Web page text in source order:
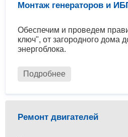
Монтаж генераторов и
Обеспечим и проведем
ключ", от загородного дома
энергоблока.
Подробнее
Ремонт двигателей